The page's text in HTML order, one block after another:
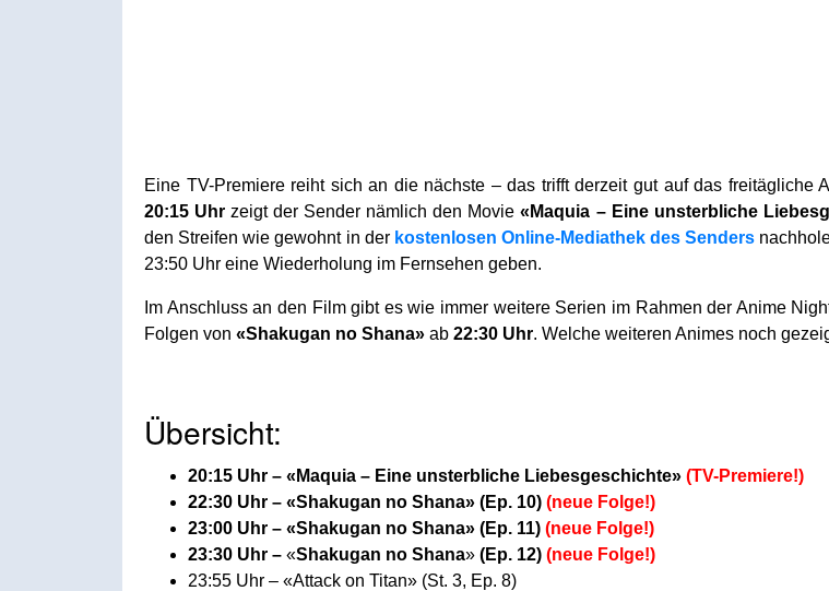
Eine TV-Premiere reiht sich an die nächste – das trifft derzeit gut auf das freitägliche
20:15 Uhr zeigt der Sender nämlich den Movie «Maquia – Eine unsterbliche
den Streifen wie gewohnt in der kostenlosen Online-Mediathek des Senders
23:50 Uhr eine Wiederholung im Fernsehen geben.
Im Anschluss an den Film gibt es wie immer weitere Serien im Rahmen der Anime
Folgen von «Shakugan no Shana» ab 22:30 Uhr. Welche weiteren Animes noch
Übersicht:
20:15 Uhr – «Maquia – Eine unsterbliche Liebesgeschichte» (TV-Premiere!)
22:30 Uhr – «Shakugan no Shana» (Ep. 10) (neue Folge!)
23:00 Uhr – «Shakugan no Shana» (Ep. 11) (neue Folge!)
23:30 Uhr – «Shakugan no Shana» (Ep. 12) (neue Folge!)
23:55 Uhr – «Attack on Titan» (St. 3, Ep. 8)